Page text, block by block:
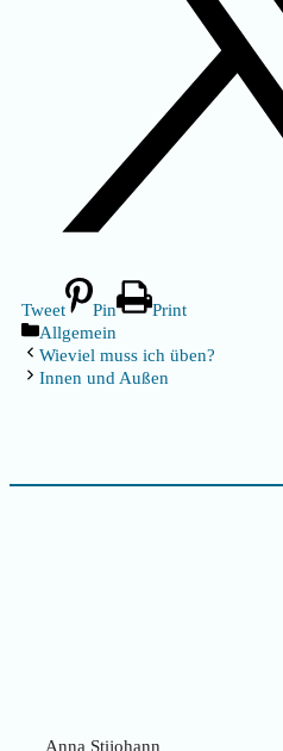
Tweet Pin
Print
Kategorien
Allgemein
Wieviel muss ich üben?
Innen und Außen
Anna Stijohann